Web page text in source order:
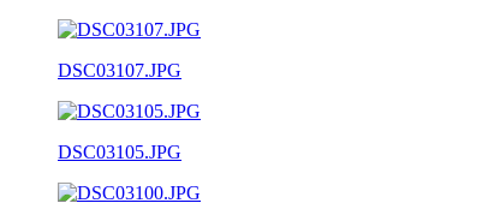
DSC03107.JPG
DSC03105.JPG